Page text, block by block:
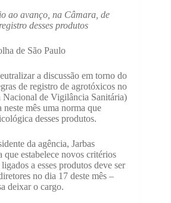
ao avanço, na Câmara, de
desses produtos
de São Paulo
a discussão em torno do
de registro de agrotóxicos no
de Vigilância Sanitária)
mês uma norma que
desses produtos.
da agência, Jarbas
que estabelece novos critérios
a esses produtos deve ser
no dia 17 deste mês –
deixar o cargo.